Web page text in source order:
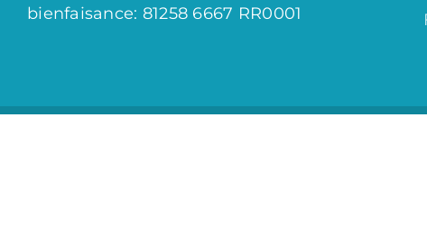
bienfaisance: 81258 6667 RR0001